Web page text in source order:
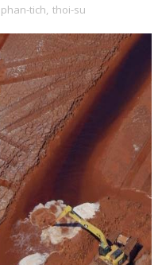
phan-tich, thoi-su